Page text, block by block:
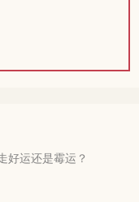
好运还是霉运？